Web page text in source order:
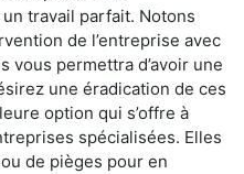
travail parfait. Notons
de l’entreprise avec
vous permettra d’avoir une
une éradication de ces
option qui s’offre à
spécialisées. Elles
de pièges pour en